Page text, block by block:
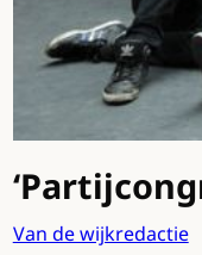
Van de wijkredactie